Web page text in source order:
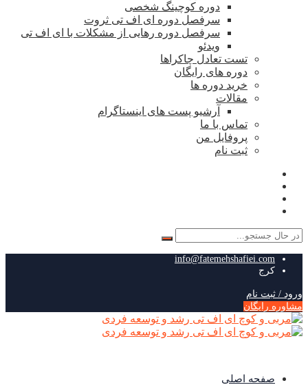
دوره کوچینگ شخصی
سرفصل دوره ای اف تی ثروت
سرفصل دوره رهایی از مشکلات با ای اف تی
ویدئو
تست تعادل چاکراها
دوره های رایگان
خرید دوره ها
مقالات
آرشیو پست های اینستاگرام
تماس با ما
پروفایل من
ثبت نام
جستجو
info@fatemehshafiei.com
کرج
ورود / ثبت نام
مشاوره رایگان
صفحه اصلی